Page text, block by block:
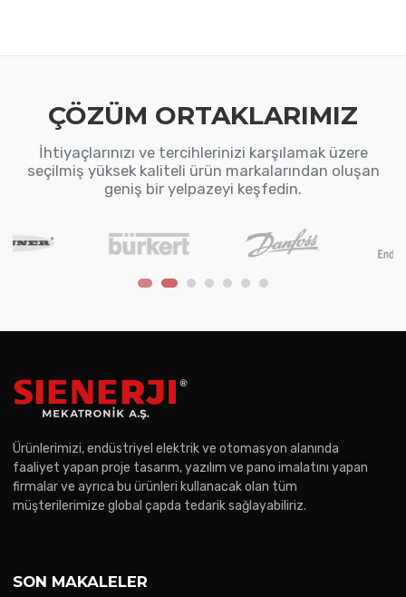
ÇÖZÜM ORTAKLARIMIZ
İhtiyaçlarınızı ve tercihlerinizi karşılamak üzere
seçilmiş yüksek kaliteli ürün markalarından oluşan
geniş bir yelpazeyi keşfedin.
Ürünlerimizi, endüstriyel elektrik ve otomasyon alanında
faaliyet yapan proje tasarım, yazılım ve pano imalatını yapan
firmalar ve ayrıca bu ürünleri kullanacak olan tüm
müşterilerimize global çapda tedarik sağlayabiliriz.
SON MAKALELER